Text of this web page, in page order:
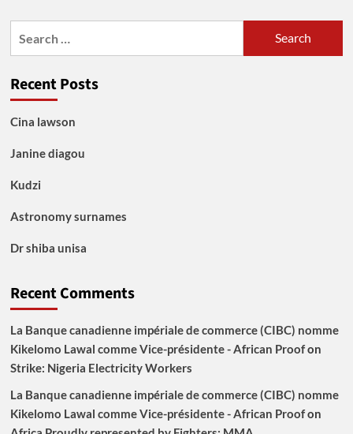
Recent Posts
Cina lawson
Janine diagou
Kudzi
Astronomy surnames
Dr shiba unisa
Recent Comments
La Banque canadienne impériale de commerce (CIBC) nomme
Kikelomo Lawal comme Vice-présidente - African Proofon
Strike: Nigeria Electricity Workers
La Banque canadienne impériale de commerce (CIBC) nomme
Kikelomo Lawal comme Vice-présidente - African Proofon